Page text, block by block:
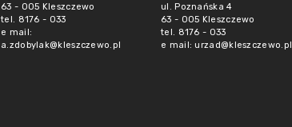
63 - 005 Kleszczewo
tel. 8176 - 033
e mail:
a.zdobylak@kleszczewo.pl
ul. Poznańska 4
63 - 005 Kleszczewo
tel. 8176 - 033
e mail: urzad@kleszczewo.pl